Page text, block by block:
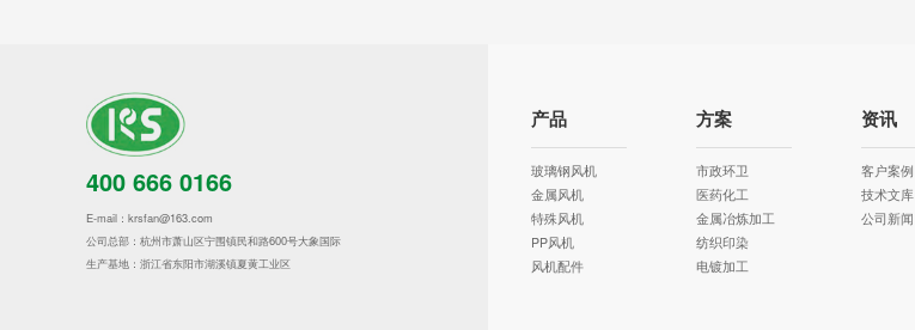
400 666 0166
E-mail：krsfan@163.com
公司总部：杭州市萧山区宁围镇民和路600号大象国际
生产基地：浙江省东阳市湖溪镇夏黄工业区
产品
玻璃钢风机
金属风机
特殊风机
PP风机
风机配件
方案
市政环卫
医药化工
金属冶炼加工
纺织印染
电镀加工
资讯
客户案例
技术文库
公司新闻